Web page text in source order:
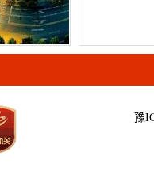
豫